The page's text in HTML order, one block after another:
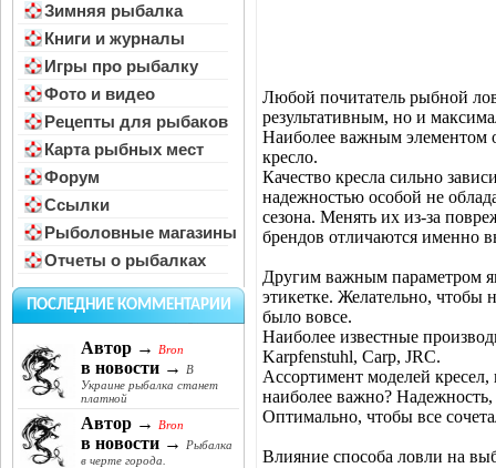
Зимняя рыбалка
Книги и журналы
Игры про рыбалку
Фото и видео
Рецепты для рыбаков
Карта рыбных мест
Форум
Ссылки
Рыболовные магазины
Отчеты о рыбалках
ПОСЛЕДНИЕ КОММЕНТАРИИ
Автор → Bron
в новости →
В
Украине рыбалка станет
платной
Автор → Bron
в новости →
Рыбалка
в черте города.
Любой почитатель рыбной
результативным, но и
Наиболее важным элементом
кресло.
Качество кресла сильно
надежностью особой не
сезона. Менять их из-за
брендов отличаются именно
Другим важным параметром
этикетке. Желательно, чтобы
было вовсе.
Наиболее известные
Karpfenstuhl, Carp, JRC.
Ассортимент моделей
наиболее важно?
Оптимально, чтобы все
Влияние способа ловли на